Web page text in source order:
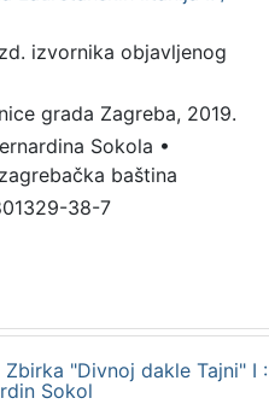
izvornika objavljenog
grada Zagreba, 2019.
Sokola •
baština
38-7
"Divnoj dakle Tajni" I :
Sokol